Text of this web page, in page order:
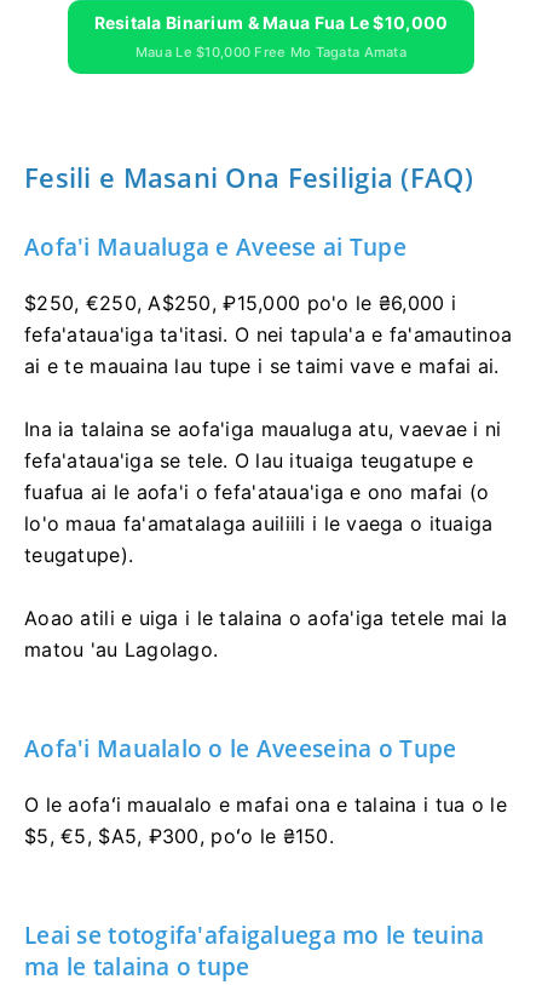
Resitala Binarium & Maua Fua Le $10,000
Maua Le $10,000 Free Mo Tagata Amata
Fesili e Masani Ona Fesiligia (FAQ)
Aofa'i Maualuga e Aveese ai Tupe
$250, €250, A$250, ₽15,000 po'o le ₴6,000 i
fefa'ataua'iga ta'itasi. O nei tapula'a e fa'amautinoa
ai e te mauaina lau tupe i se taimi vave e mafai ai.
Ina ia talaina se aofa'iga maualuga atu, vaevae i ni
fefa'ataua'iga se tele. O lau ituaiga teugatupe e
fuafua ai le aofa'i o fefa'ataua'iga e ono mafai (o
lo'o maua fa'amatalaga auiliili i le vaega o ituaiga
teugatupe).
Aoao atili e uiga i le talaina o aofa'iga tetele mai la
matou 'au Lagolago.
Aofa'i Maualalo o le Aveeseina o Tupe
O le aofaʻi maualalo e mafai ona e talaina i tua o le
$5, €5, $A5, ₽300, poʻo le ₴150.
Leai se totogifa'afaigaluega mo le teuina
ma le talaina o tupe